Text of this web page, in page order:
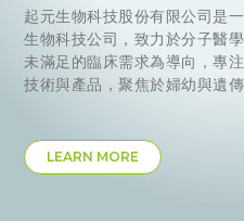
起元生物科技股份有限公司是
生物科技公司，致力於分子醫
未滿足的臨床需求為導向，專
技術與產品，聚焦於婦幼與遺
LEARN MORE